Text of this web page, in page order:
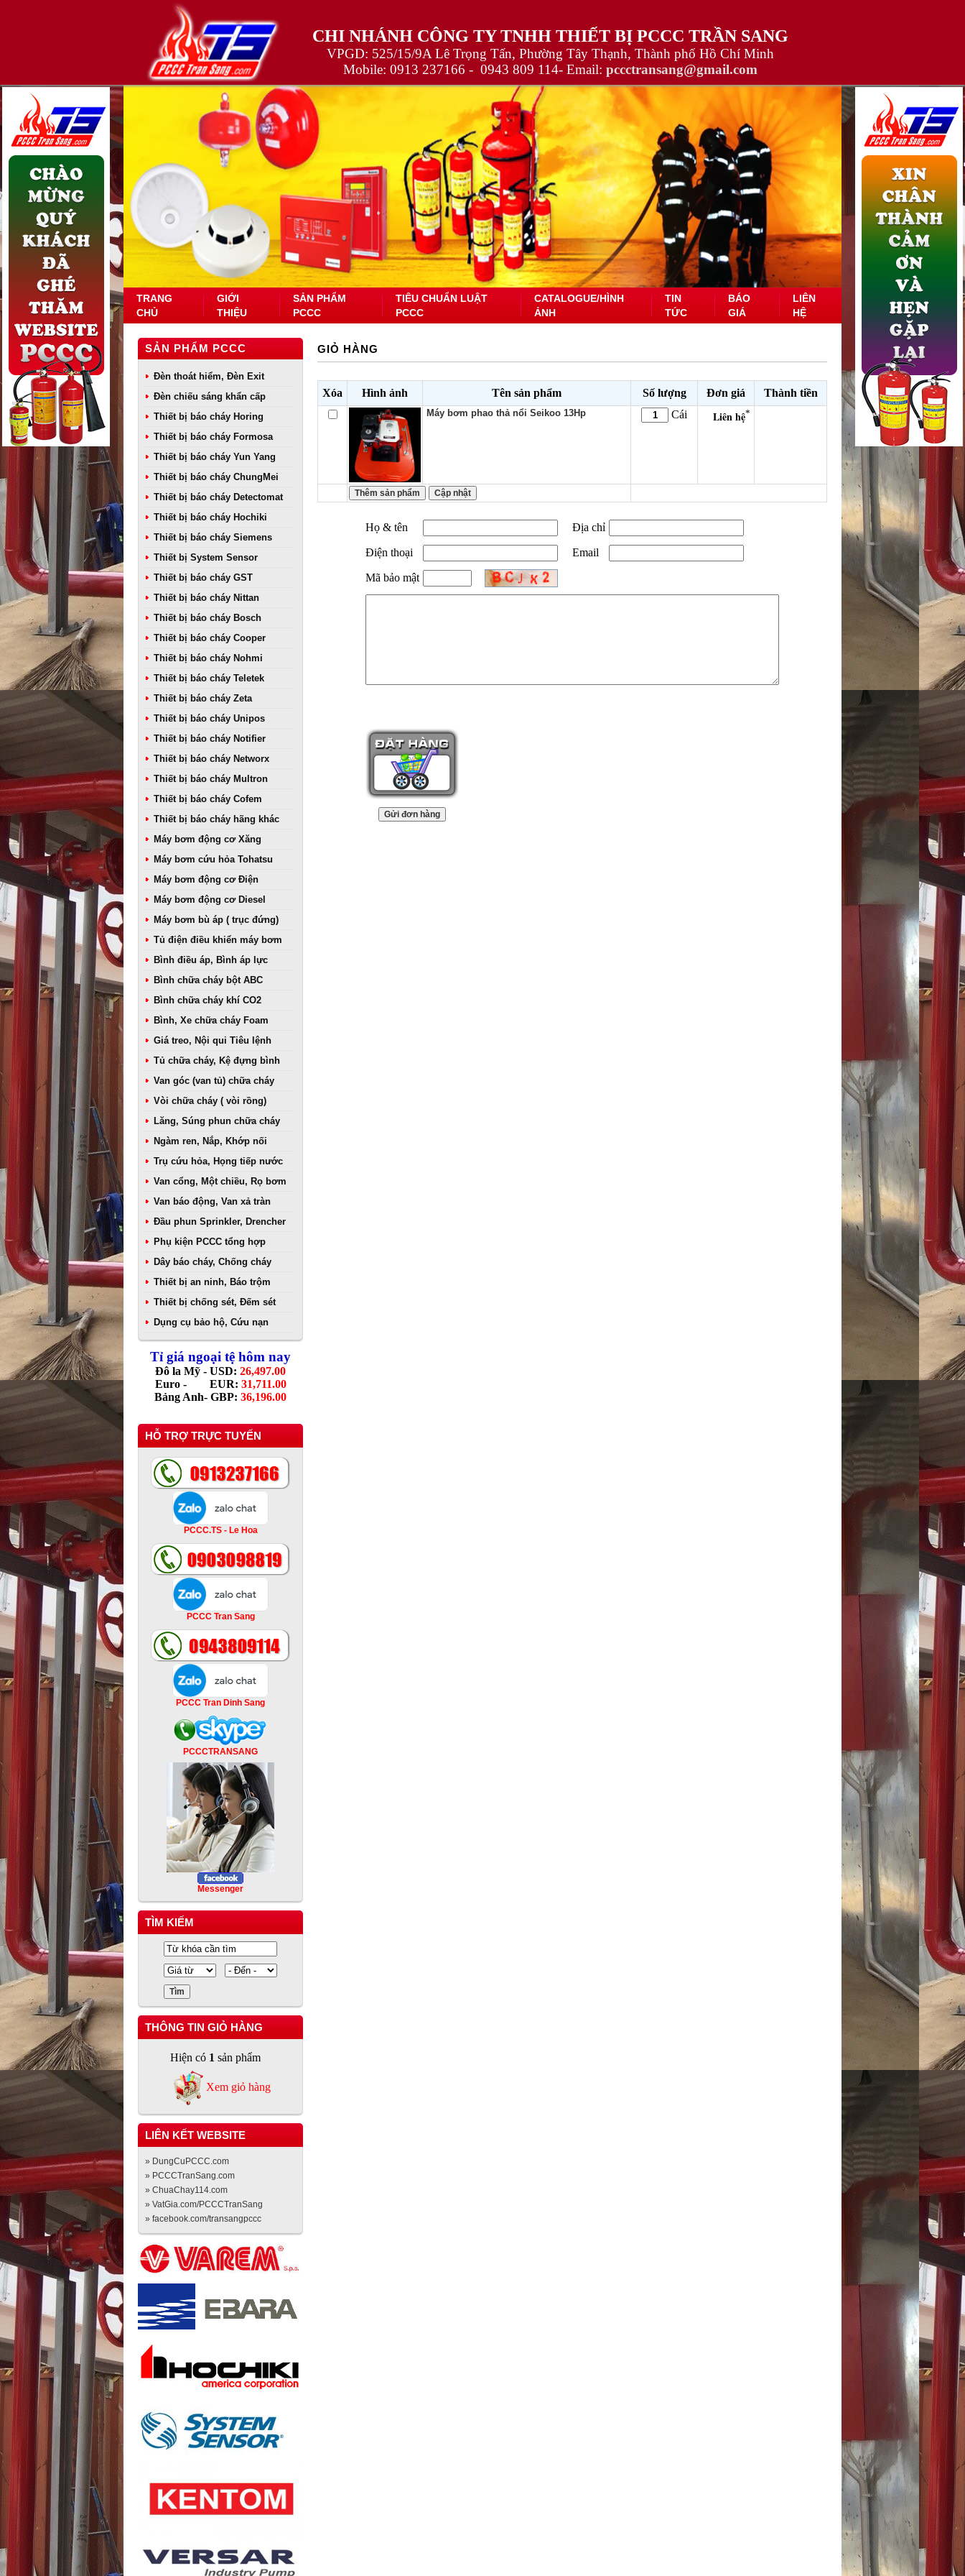
CHI NHÁNH CÔNG TY TNHH THIẾT BỊ PCCC TRẦN SANG
VPGD: 525/15/9A Lê Trọng Tấn, Phường Tây Thạnh, Thành phố Hồ Chí Minh
Mobile: 0913 237166 - 0943 809 114- Email: pccctransang@gmail.com
TRANG
CHỦ
GIỚI
THIỆU
SẢN PHẨM
PCCC
TIÊU CHUẨN LUẬT
PCCC
CATALOGUE/HÌNH
ẢNH
TIN
TỨC
BÁO
GIÁ
LIÊN
HỆ
SẢN PHẨM PCCC
Đèn thoát hiểm, Đèn Exit
Đèn chiếu sáng khẩn cấp
Thiết bị báo cháy Horing
Thiết bị báo cháy Formosa
Thiết bị báo cháy Yun Yang
Thiết bị báo cháy ChungMei
Thiết bị báo cháy Detectomat
Thiết bị báo cháy Hochiki
Thiết bị báo cháy Siemens
Thiết bị System Sensor
Thiết bị báo cháy GST
Thiết bị báo cháy Nittan
Thiết bị báo cháy Bosch
Thiết bị báo cháy Cooper
Thiết bị báo cháy Nohmi
Thiết bị báo cháy Teletek
Thiết bị báo cháy Zeta
Thiết bị báo cháy Unipos
Thiết bị báo cháy Notifier
Thiết bị báo cháy Networx
Thiết bị báo cháy Multron
Thiết bị báo cháy Cofem
Thiết bị báo cháy hãng khác
Máy bơm động cơ Xăng
Máy bơm cứu hỏa Tohatsu
Máy bơm động cơ Điện
Máy bơm động cơ Diesel
Máy bơm bù áp ( trục đứng)
Tủ điện điều khiển máy bơm
Bình điều áp, Bình áp lực
Bình chữa cháy bột ABC
Bình chữa cháy khí CO2
Bình, Xe chữa cháy Foam
Giá treo, Nội qui Tiêu lệnh
Tủ chữa cháy, Kệ đựng bình
Van góc (van tủ) chữa cháy
Vòi chữa cháy ( vòi rồng)
Lăng, Súng phun chữa cháy
Ngàm ren, Nắp, Khớp nối
Trụ cứu hỏa, Họng tiếp nước
Van cổng, Một chiều, Rọ bơm
Van báo động, Van xả tràn
Đầu phun Sprinkler, Drencher
Phụ kiện PCCC tổng hợp
Dây báo cháy, Chống cháy
Thiết bị an ninh, Báo trộm
Thiết bị chống sét, Đếm sét
Dụng cụ bảo hộ, Cứu nạn
Tỉ giá ngoại tệ hôm nay
Đô la Mỹ - USD: 26,497.00
Euro - EUR: 31,711.00
Bảng Anh- GBP: 36,196.00
HỖ TRỢ TRỰC TUYẾN
PCCC.TS - Le Hoa
PCCC Tran Sang
PCCC Tran Dinh Sang
PCCCTRANSANG
Messenger
TÌM KIẾM
THÔNG TIN GIỎ HÀNG
Hiện có 1 sản phẩm
Xem giỏ hàng
LIÊN KẾT WEBSITE
» DungCuPCCC.com
» PCCCTranSang.com
» ChuaChay114.com
» VatGia.com/PCCCTranSang
» facebook.com/transangpccc
GIỎ HÀNG
Xóa Hình ảnh Tên sản phẩm Số lượng Đơn giá Thành tiền
Máy bơm phao thả nổi Seikoo 13Hp Cái Liên hệ*
Họ & tên Địa chỉ
Điện thoại Email
Mã bảo mật